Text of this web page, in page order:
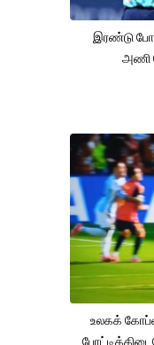
இரண்டு
அணி
உலகக்